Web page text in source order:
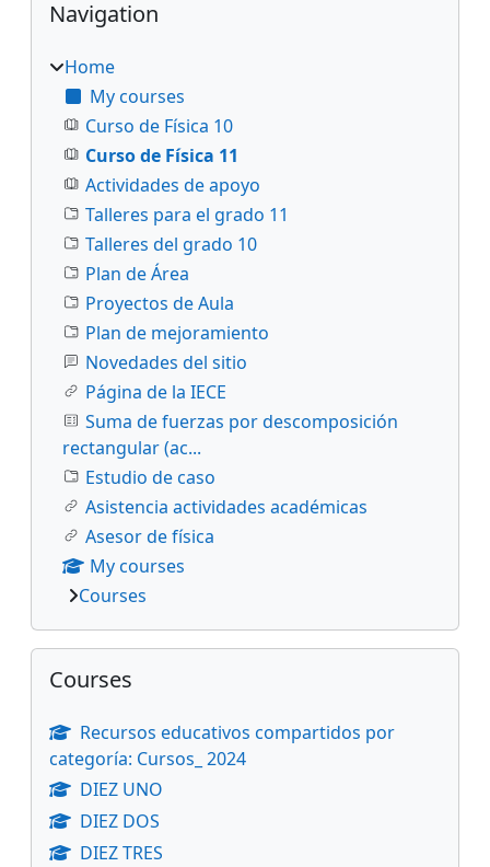
Navigation
Home
My courses
Curso de Física 10
Curso de Física 11
Actividades de apoyo
Talleres para el grado 11
Talleres del grado 10
Plan de Área
Proyectos de Aula
Plan de mejoramiento
Novedades del sitio
Página de la IECE
Suma de fuerzas por descomposición
rectangular (ac...
Estudio de caso
Asistencia actividades académicas
Asesor de física
My courses
Courses
Skip Courses
Courses
Recursos educativos compartidos por
categoría: Cursos_ 2024
DIEZ UNO
DIEZ DOS
DIEZ TRES